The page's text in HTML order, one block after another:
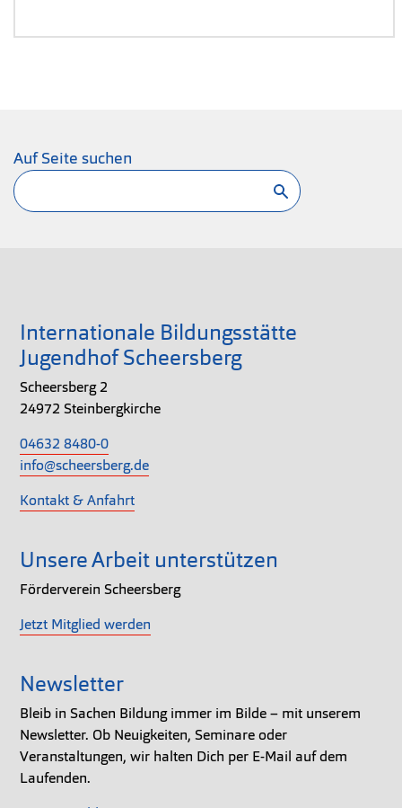
Auf Seite suchen
Suchen
Internationale Bildungsstätte
Jugendhof Scheersberg
Scheersberg 2
24972 Steinbergkirche
04632 8480-0
info@scheersberg.de
Kontakt & Anfahrt
Unsere Arbeit unterstützen
Förderverein Scheersberg
Jetzt Mitglied werden
Newsletter
Bleib in Sachen Bildung immer im Bilde – mit unserem
Newsletter. Ob Neuigkeiten, Seminare oder
Veranstaltungen, wir halten Dich per E-Mail auf dem
Laufenden.